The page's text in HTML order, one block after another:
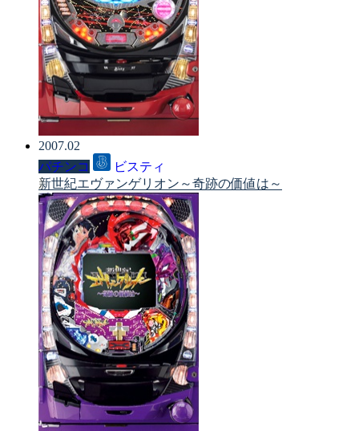
2007.02
パチンコ
ビスティ
新世紀エヴァンゲリオン～奇跡の価値は～